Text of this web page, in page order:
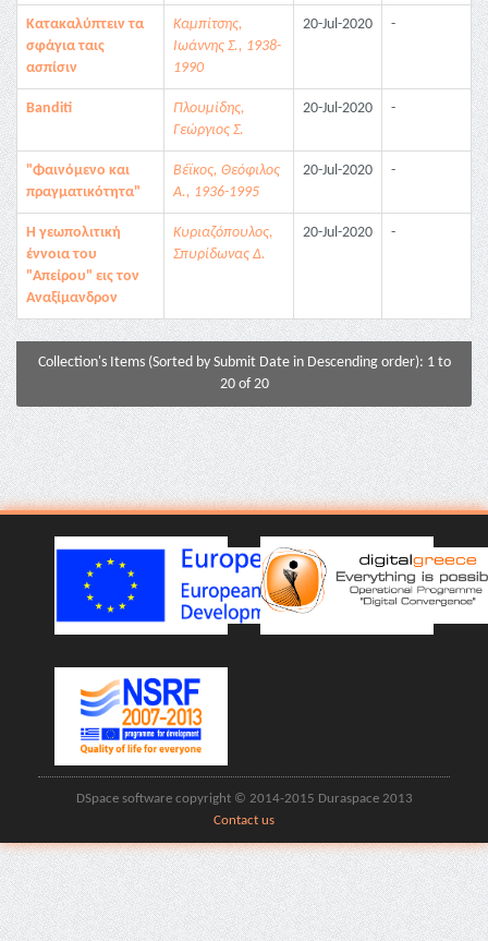
Κατακαλύπτειν τα
σφάγια ταις
ασπίσιν
Καμπίτσης,
Ιωάννης Σ., 1938-
1990
20-Jul-2020 -
Banditi
Πλουμίδης,
Γεώργιος Σ.
20-Jul-2020 -
"Φαινόμενο και
πραγματικότητα"
Βέϊκος, Θεόφιλος
Α., 1936-1995
20-Jul-2020 -
Η γεωπολιτική
έννοια του
"Απείρου" εις τον
Αναξίμανδρον
Κυριαζόπουλος,
Σπυρίδωνας Δ.
20-Jul-2020 -
Collection's Items (Sorted by Submit Date in Descending order): 1 to
20 of 20
DSpace software copyright © 2014-2015 Duraspace 2013
Contact us